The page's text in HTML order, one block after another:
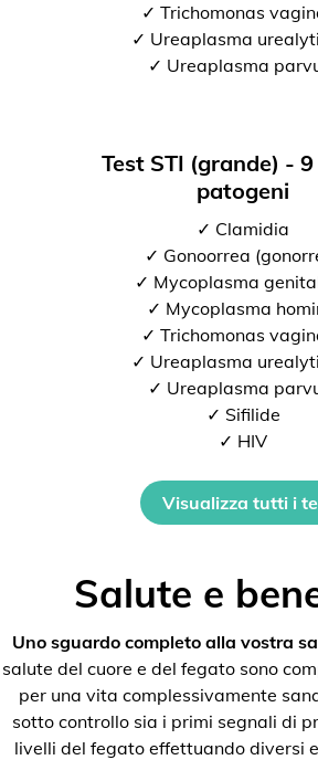
✓ Trichomonas
✓ Ureaplasma
✓ Ureaplasma
Test STI (grande) -
patogeni
✓ Clamidia
✓ Gonoorrea
✓ Mycoplasma
✓ Mycoplasma
✓ Trichomonas
✓ Ureaplasma
✓ Ureaplasma
✓ Sifilide
✓ HIV
Visualizza tutti i
Salute e
Uno sguardo completo alla vostra
salute del cuore e del fegato sono
per una vita complessivamente
sotto controllo sia i primi segnali di
livelli del fegato effettuando diversi